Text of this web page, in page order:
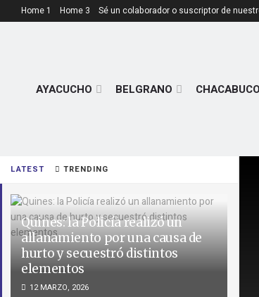
LATEST TRENDING
Quines: la Policía realizó un
allanamiento por una causa de
hurto y secuestró distintos
elementos
12 MARZO, 2026
Home 1 Home 3 Sé un colaborador o suscriptor de
AYACUCHO BELGRANO CHACABUCO